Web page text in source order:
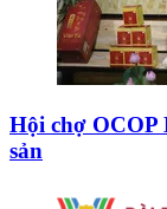
Hội chợ OCOP
sản